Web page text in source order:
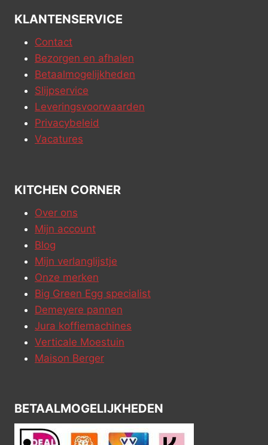
KLANTENSERVICE
Contact
Bezorgen en afhalen
Betaalmogelijkheden
Slijpservice
Leveringsvoorwaarden
Privacybeleid
Vacatures
KITCHEN CORNER
Over ons
Mijn account
Blog
Mijn verlanglijstje
Onze merken
Big Green Egg specialist
Demeyere pannen
Jura koffiemachines
Verticale Moestuin
Maison Berger
BETAALMOGELIJKHEDEN